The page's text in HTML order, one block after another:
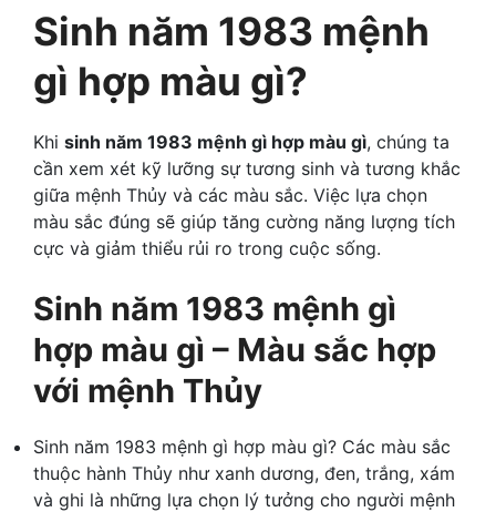
Sinh năm 1983 mệnh
gì hợp màu gì?
Khi sinh năm 1983 mệnh gì hợp màu gì, chúng ta
cần xem xét kỹ lưỡng sự tương sinh và tương khắc
giữa mệnh Thủy và các màu sắc. Việc lựa chọn
màu sắc đúng sẽ giúp tăng cường năng lượng tích
cực và giảm thiểu rủi ro trong cuộc sống.
Sinh năm 1983 mệnh gì
hợp màu gì – Màu sắc hợp
với mệnh Thủy
Sinh năm 1983 mệnh gì hợp màu gì? Các màu sắc
thuộc hành Thủy như xanh dương, đen, trắng, xám
và ghi là những lựa chọn lý tưởng cho người mệnh